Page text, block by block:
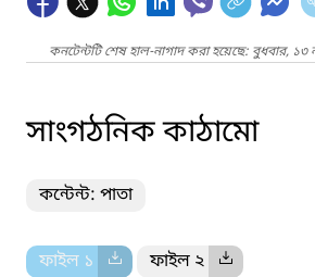
কনটেন্টটি শেষ হাল-নাগাদ করা হয়েছে: বুধবার,
সাংগঠনিক কাঠামো
কন্টেন্ট: পাতা
ফাইল ১ ফাইল ২